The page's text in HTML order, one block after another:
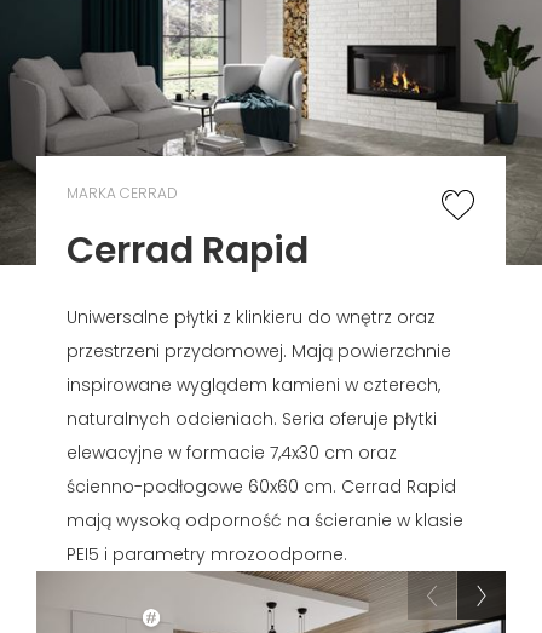
MARKA CERRAD
Cerrad Rapid
Uniwersalne płytki z klinkieru do wnętrz oraz
przestrzeni przydomowej. Mają powierzchnie
inspirowane wyglądem kamieni w czterech,
naturalnych odcieniach. Seria oferuje płytki
elewacyjne w formacie 7,4x30 cm oraz
ścienno-podłogowe 60x60 cm. Cerrad Rapid
mają wysoką odporność na ścieranie w klasie
PEI5 i parametry mrozoodporne.